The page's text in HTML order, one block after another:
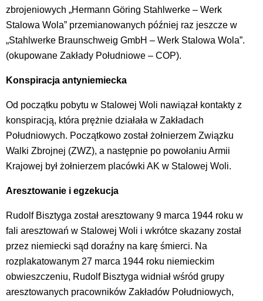
zbrojeniowych „Hermann Göring Stahlwerke – Werk
Stalowa Wola” przemianowanych później raz jeszcze w
„Stahlwerke Braunschweig GmbH – Werk Stalowa Wola”.
(okupowane Zakłady Południowe – COP).
Konspiracja antyniemiecka
Od początku pobytu w Stalowej Woli nawiązał kontakty z
konspiracją, która prężnie działała w Zakładach
Południowych. Początkowo został żołnierzem Związku
Walki Zbrojnej (ZWZ), a następnie po powołaniu Armii
Krajowej był żołnierzem placówki AK w Stalowej Woli.
Aresztowanie i egzekucja
Rudolf Bisztyga został aresztowany 9 marca 1944 roku w
fali aresztowań w Stalowej Woli i wkrótce skazany został
przez niemiecki sąd doraźny na karę śmierci. Na
rozplakatowanym 27 marca 1944 roku niemieckim
obwieszczeniu, Rudolf Bisztyga widniał wśród grupy
aresztowanych pracowników Zakładów Południowych,